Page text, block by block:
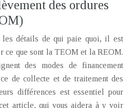
des ordures
les détails de qui paie quoi, il est
ce que sont la TEOM et la REOM.
des modes de financement
de collecte et de traitement des
différences est essentiel pour
article, qui vous aidera à y voir